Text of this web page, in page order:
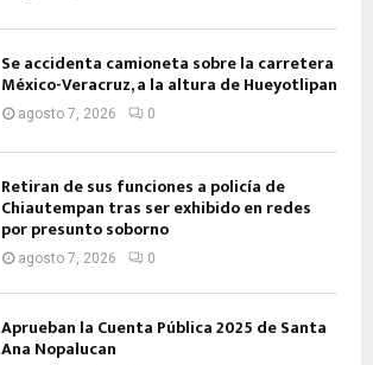
Se accidenta camioneta sobre la carretera
México-Veracruz, a la altura de Hueyotlipan
agosto 7, 2026 0
Retiran de sus funciones a policía de
Chiautempan tras ser exhibido en redes
por presunto soborno
agosto 7, 2026 0
Aprueban la Cuenta Pública 2025 de Santa
Ana Nopalucan